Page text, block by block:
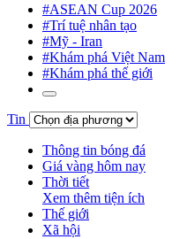
#ASEAN Cup 2026
#Trí tuệ nhân tạo
#Mỹ - Iran
#Khám phá Việt Nam
#Khám phá thế giới
Tin
Thông tin bóng đá
Giá vàng hôm nay
Thời tiết
Xem thêm tiện ích
Thế giới
Xã hội